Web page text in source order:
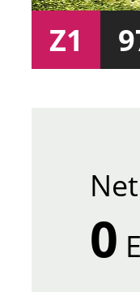
Z1
0